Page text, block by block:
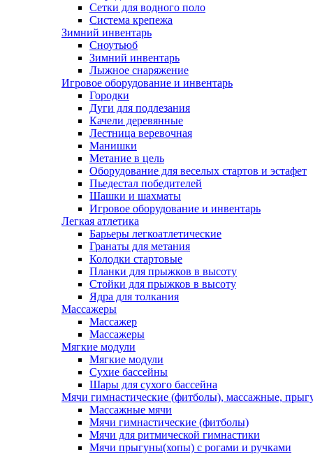
Сетки для водного поло
Система крепежа
Зимний инвентарь
Сноутьюб
Зимний инвентарь
Лыжное снаряжение
Игровое оборудование и инвентарь
Городки
Дуги для подлезания
Качели деревянные
Лестница веревочная
Манишки
Метание в цель
Оборудование для веселых стартов и эстафет
Пьедестал победителей
Шашки и шахматы
Игровое оборудование и инвентарь
Легкая атлетика
Барьеры легкоатлетические
Гранаты для метания
Колодки стартовые
Планки для прыжков в высоту
Стойки для прыжков в высоту
Ядра для толкания
Массажеры
Массажер
Массажеры
Мягкие модули
Мягкие модули
Сухие бассейны
Шары для сухого бассейна
Мячи гимнастические (фитболы), массажные,
Массажные мячи
Мячи гимнастические (фитболы)
Мячи для ритмической гимнастики
Мячи прыгуны(хопы) с рогами и ручками